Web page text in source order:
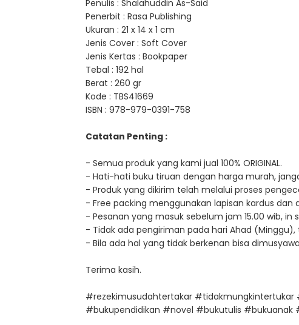
Penulis : Shalahuddin As-Said
Penerbit : Rasa Publishing
Ukuran : 21 x 14 x 1 cm
Jenis Cover : Soft Cover
Jenis Kertas : Bookpaper
Tebal : 192 hal
Berat : 260 gr
Kode : TBS41669
ISBN : 978-979-0391-758
Catatan Penting :
- Semua produk yang kami jual 100% ORIGINAL.
- Hati-hati buku tiruan dengan harga murah,
- Produk yang dikirim telah melalui proses
- Free packing menggunakan lapisan kardus dan
- Pesanan yang masuk sebelum jam 15.00 wib, in
- Tidak ada pengiriman pada hari Ahad
- Bila ada hal yang tidak berkenan bisa
Terima kasih.
#rezekimusudahtertakar
#bukupendidikan #novel #bukutulis